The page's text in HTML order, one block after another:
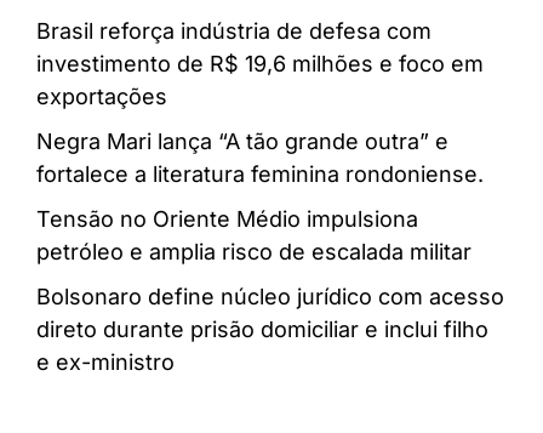
Brasil reforça indústria de defesa com
investimento de R$ 19,6 milhões e foco em
exportações
Negra Mari lança “A tão grande outra” e
fortalece a literatura feminina rondoniense.
Tensão no Oriente Médio impulsiona
petróleo e amplia risco de escalada militar
Bolsonaro define núcleo jurídico com acesso
direto durante prisão domiciliar e inclui filho
e ex-ministro